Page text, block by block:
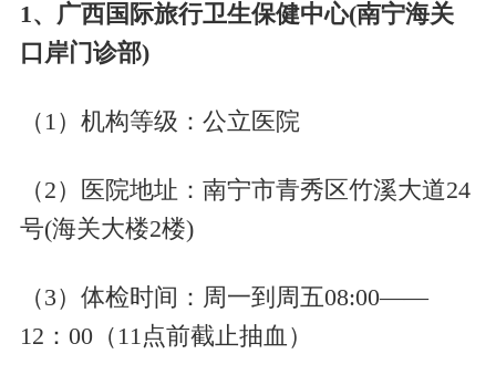
1、 广西国际旅行卫生保健中心(南宁海关
口岸门诊部)
（ 1） 机构等级： 公立医院
（2） 医院地址： 南宁市青秀区竹溪大道24
号(海关大楼2楼)
（3） 体检时间： 周一到周五08:00——
12：00（11点前截止抽血）